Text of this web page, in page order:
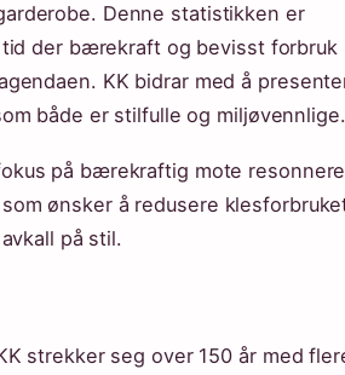
Denne statistikken er
der bærekraft og bevisst forbruk
KK bidrar med å
både er stilfulle og miljøvennlige.
på bærekraftig mote
ønsker å redusere
på stil.
strekker seg over 150 år med